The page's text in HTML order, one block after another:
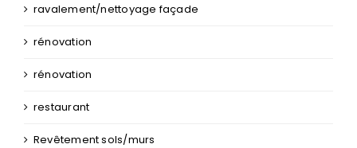
ravalement/nettoyage façade
rénovation
rénovation
restaurant
Revêtement sols/murs